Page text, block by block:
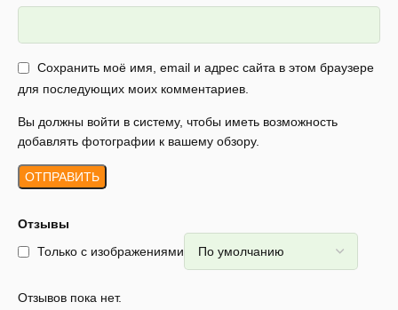
Отзывы
Только с изображениями
Отзывов пока нет.
Сохранить моё имя, email и адрес сайта в этом браузере
для последующих моих комментариев.
Вы должны войти в систему, чтобы иметь возможность
добавлять фотографии к вашему обзору.